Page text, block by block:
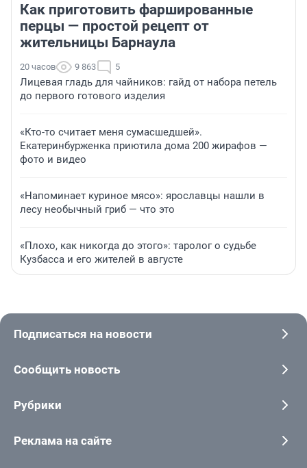
Как приготовить фаршированные
перцы — простой рецепт от
жительницы Барнаула
20 часов 9 863 5
Лицевая гладь для чайников: гайд от набора петель
до первого готового изделия
«Кто-то считает меня сумасшедшей».
Екатеринбурженка приютила дома 200 жирафов —
фото и видео
«Напоминает куриное мясо»: ярославцы нашли в
лесу необычный гриб — что это
«Плохо, как никогда до этого»: таролог о судьбе
Кузбасса и его жителей в августе
Подписаться на новости
Сообщить новость
Рубрики
Реклама на сайте